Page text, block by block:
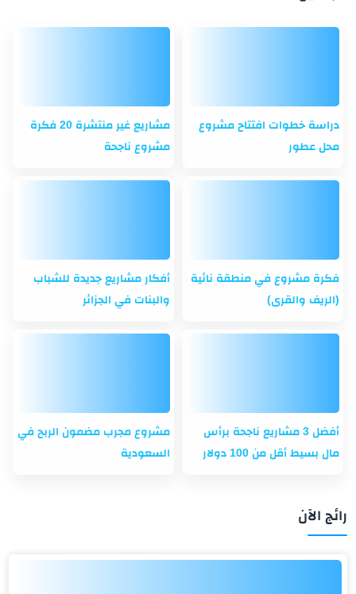
دراسة خطوات افتتاح مشروع
محل عطور
مشاريع غير منتشرة 20 فكرة
مشروع ناجحة
فكرة مشروع في منطقة نائية
(الريف والقرى)
أفكار مشاريع جديدة للشباب
والبنات في الجزائر
أفضل 3 مشاريع ناجحة برأس
مال بسيط أقل من 100 دولار
مشروع مجرب مضمون الربح في
السعودية
رائج الآن